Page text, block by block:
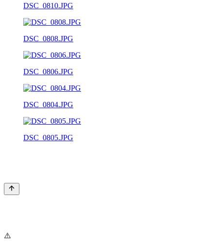
DSC_0810.JPG
DSC_0808.JPG
DSC_0806.JPG
DSC_0804.JPG
DSC_0805.JPG
⚠️